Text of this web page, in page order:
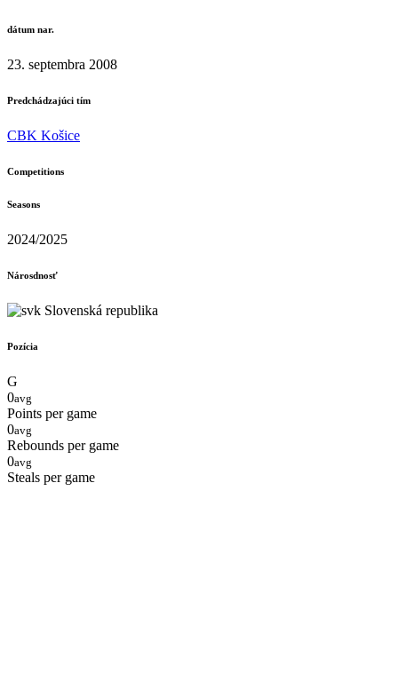
dátum nar.
23. septembra 2008
Predchádzajúci tím
CBK Košice
Competitions
Seasons
2024/2025
Nárosdnosť
Slovenská republika
Pozícia
G
0avg
Points per game
0avg
Rebounds per game
0avg
Steals per game